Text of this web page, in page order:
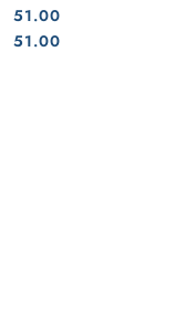
Cena:
51.00
Cena:
51.00